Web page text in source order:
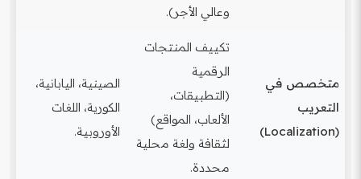
وعالي الأجر).
متخصص في
التعريب
(Localization)
تكييف المنتجات
الرقمية
(التطبيقات،
الألعاب، المواقع)
لثقافة ولغة محلية
محددة.
الصينية، اليابانية،
الكورية، اللغات
الأوروبية.